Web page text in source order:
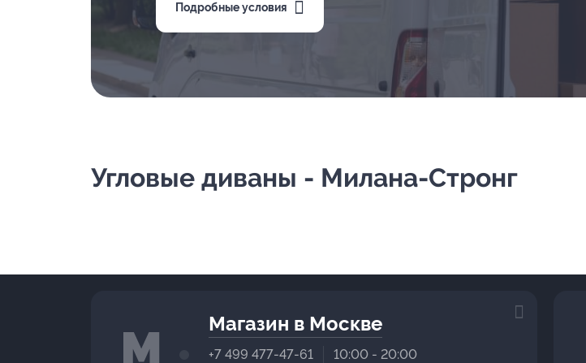
Подробные условия
Угловые диваны - Милана-Стронг
Магазин в Москве
+7 499 477-47-61 10:00 - 20:00